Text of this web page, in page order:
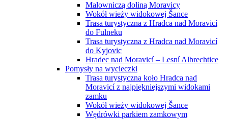
Malowniczą doliną Moravicy
Wokół wieży widokowej Šance
Trasa turystyczna z Hradca nad Moravicí
do Fulneku
Trasa turystyczna z Hradca nad Moravicí
do Kyjovic
Hradec nad Moravicí – Lesní Albrechtice
Pomysły na wycieczki
Trasa turystyczna koło Hradca nad
Moravicí z najpiękniejszymi widokami
zamku
Wokół wieży widokowej Šance
Wędrówki parkiem zamkowym